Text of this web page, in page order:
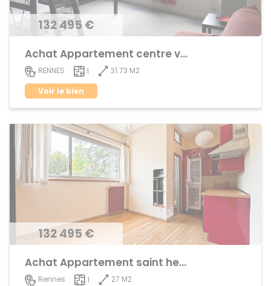
132 495 €
Achat Appartement centre ville
RENNES 1
31.73 M2
Voir le bien
132 495 €
Achat Appartement saint helier
Rennes 1
27 M2